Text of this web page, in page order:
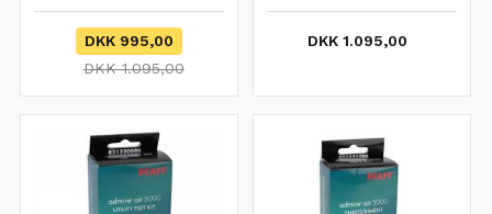
UDSOLGT
DKK 995,00
DKK 1.095,00
kompatibel
DKK 1.095,00